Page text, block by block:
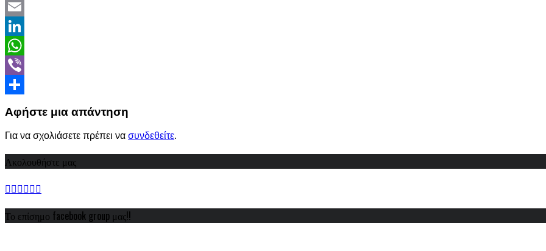
Twitter
Email
LinkedIn
WhatsApp
Viber
Αφήστε μια απάντηση
Για να σχολιάσετε πρέπει να συνδεθείτε.
Ακολουθήστε μας
Το επίσημο facebook group μας!!